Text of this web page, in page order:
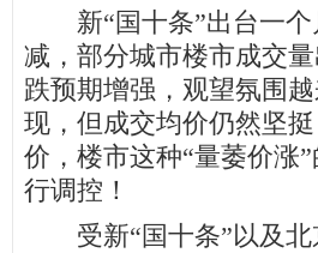
新“国十条”出台一个
减，部分城市楼市成交
跌预期增强，观望氛围
现，但成交均价仍然坚
价，楼市这种“量萎价涨
行调控！
受新“国十条”以及北